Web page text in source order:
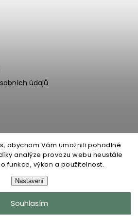
abychom Vám umožnili pohodlné
analýze provozu webu neustále
funkce, výkon a použitelnost.
Nastavení
Souhlasím
údajů
Ecoteeno. Všechna práva vyhrazena.